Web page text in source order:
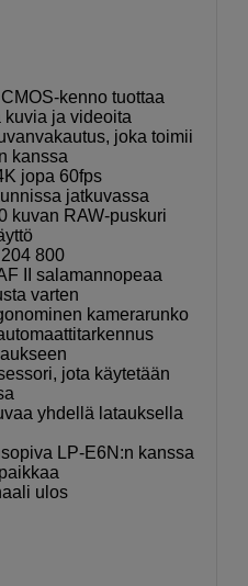
kenno tuottaa
ja videoita
joka toimii
kanssa
jopa 60fps
jatkuvassa
kuvan RAW-puskuri
800
II salamannopeaa
varten
kamerarunko
jota käytetään
yhdellä latauksella
LP-E6N:n kanssa
ulos